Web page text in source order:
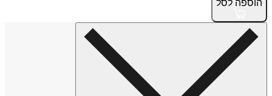
הוספה לסל